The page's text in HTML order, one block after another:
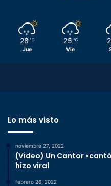
28 ℃
Jue
25 ℃
Vie
Lo más visto
noviembre 27, 2022
(Video) Un Cantor
hizo viral
febrero 26, 2022